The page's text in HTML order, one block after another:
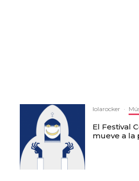
lolarocker ·
El Festival
mueve a la